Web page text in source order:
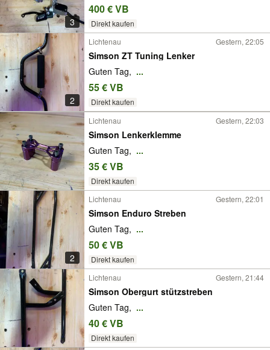
3
400 € VB
Direkt kaufen
2
Lichtenau Gestern, 22:05
Simson ZT Tuning Lenker
Guten Tag, ...
55 € VB
Direkt kaufen
Lichtenau
Gestern, 22:03
Simson Lenkerklemme
Guten Tag, ...
35 € VB
Direkt kaufen
2
Lichtenau Gestern, 22:01
Simson Enduro Streben
Guten Tag, ...
50 € VB
Direkt kaufen
Lichtenau
Gestern, 21:44
Simson Obergurt stützstreben
Guten Tag, ...
40 € VB
Direkt kaufen